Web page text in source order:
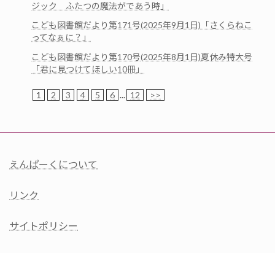
ジック ふたつの魔法がであう時」
こども図書館だより第171号(2025年9月1日)「さくらねこ
ってなぁに？」
こども図書館だより第170号(2025年8月1日)夏休み特大号
「君に見つけてほしい10冊」
1 2 3 4 5 6 ... 12 >>
えんぱーくについて
リンク
サイトポリシー